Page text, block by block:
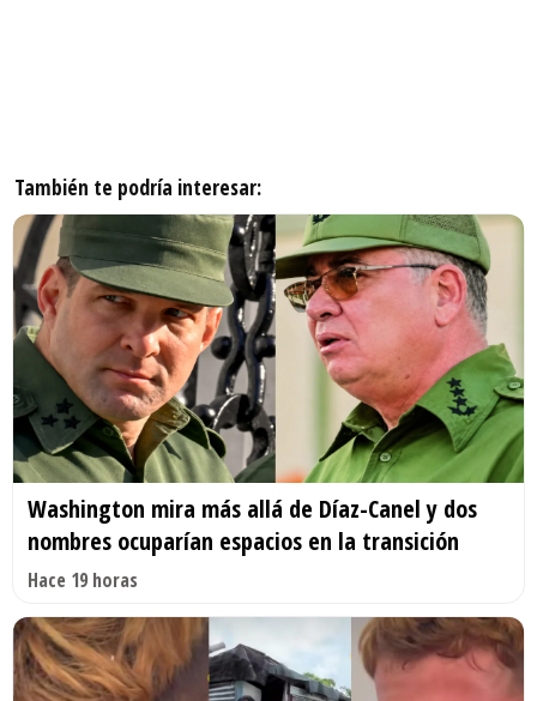
También te podría interesar:
Washington mira más allá de Díaz-Canel y dos
nombres ocuparían espacios en la transición
Hace 19 horas